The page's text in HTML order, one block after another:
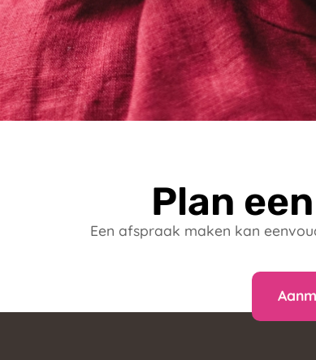
Plan
Een afspraak maken kan